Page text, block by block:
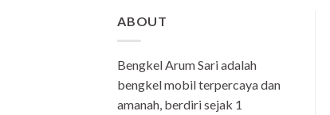
ABOUT
Bengkel Arum Sari adalah
bengkel mobil terpercaya dan
amanah, berdiri sejak 1